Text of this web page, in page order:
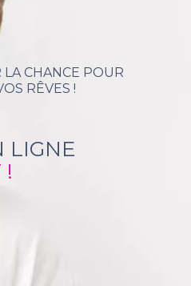
LA CHANCE POUR
RÊVES !
LIGNE
!